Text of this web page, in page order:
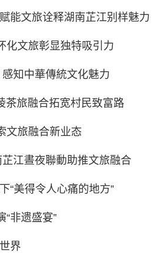
能文旅诠释湖南芷江别样魅力
化文旅彰显独特吸引力
知中華傳統文化魅力
茶旅融合拓宽村民致富路
文旅融合新业态
江晝夜聯動助推文旅融合
“美得令人心痛的地方”
“非遗盛宴”
界